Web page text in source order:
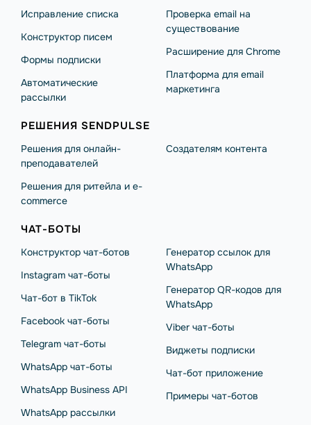
Исправление списка
Конструктор писем
Формы подписки
Автоматические
рассылки
Проверка email на
существование
Расширение для Chrome
Платформа для email
маркетинга
РЕШЕНИЯ SENDPULSE
Решения для онлайн-
преподавателей
Решения для ритейла и e-
commerce
Создателям контента
ЧАТ-БОТЫ
Конструктор чат-ботов
Instagram чат-боты
Чат-бот в TikTok
Facebook чат-боты
Telegram чат-боты
WhatsApp чат-боты
WhatsApp Business API
WhatsApp рассылки
Генератор ссылок для
WhatsApp
Генератор QR-кодов для
WhatsApp
Viber чат-боты
Виджеты подписки
Чат-бот приложение
Примеры чат-ботов